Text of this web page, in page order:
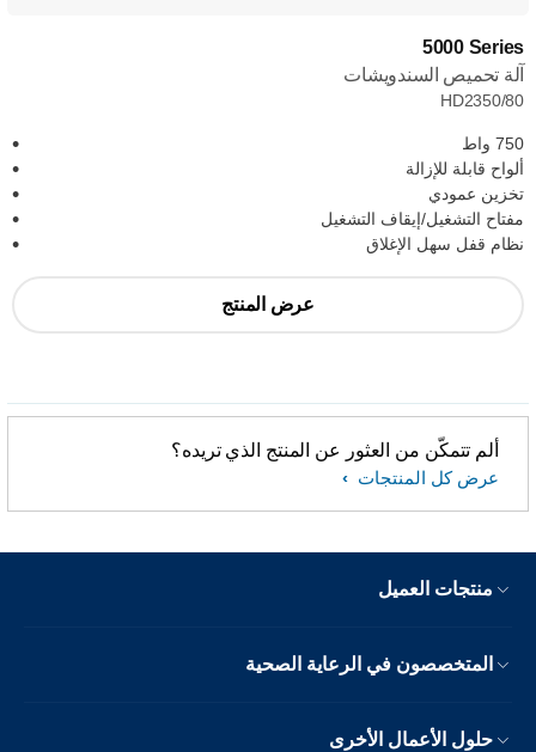
‎5000 Series
آلة تحميص السندويشات
HD2350/80
750 واط
ألواح قابلة للإزالة
تخزين عمودي
مفتاح التشغيل/إيقاف التشغيل
نظام قفل سهل الإغلاق
عرض المنتج
ألم تتمكّن من العثور عن المنتج الذي تريده؟
عرض كل المنتجات
منتجات العميل
المتخصصون في الرعاية الصحية
حلول الأعمال الأخرى